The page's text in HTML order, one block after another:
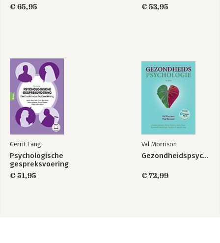
€ 65,95
€ 53,95
Gerrit Lang
Psychologische
gespreksvoering
€ 51,95
Val Morrison
Gezondheidspsychologie
€ 72,99